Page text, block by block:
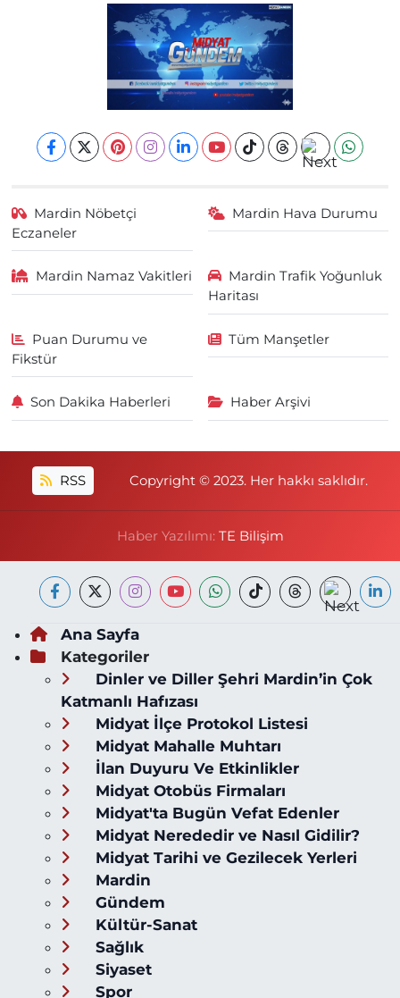
Mardin Nöbetçi
Eczaneler
Mardin Hava Durumu
Mardin Namaz Vakitleri
Mardin Trafik Yoğunluk
Haritası
Puan Durumu ve
Fikstür
Tüm Manşetler
Son Dakika Haberleri Haber Arşivi
RSS Copyright © 2023. Her hakkı saklıdır.
Haber Yazılımı: TE Bilişim
Ana Sayfa
Kategoriler
Dinler ve Diller Şehri Mardin’in Çok
Katmanlı Hafızası
Midyat İlçe Protokol Listesi
Midyat Mahalle Muhtarı
İlan Duyuru Ve Etkinlikler
Midyat Otobüs Firmaları
Midyat'ta Bugün Vefat Edenler
Midyat Nerededir ve Nasıl Gidilir?
Midyat Tarihi ve Gezilecek Yerleri
Mardin
Gündem
Kültür-Sanat
Sağlık
Siyaset
Spor